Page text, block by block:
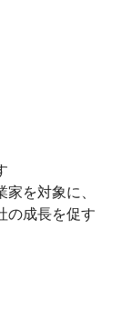
を対象に、
の成長を促す